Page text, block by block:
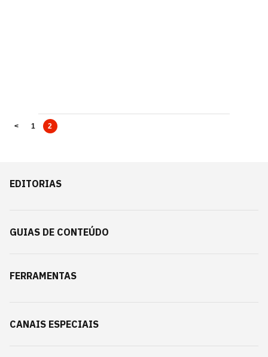
< 1 2
EDITORIAS
GUIAS DE CONTEÚDO
FERRAMENTAS
CANAIS ESPECIAIS